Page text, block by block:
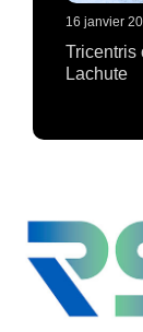
16 janvier
Tricentris
Lachute